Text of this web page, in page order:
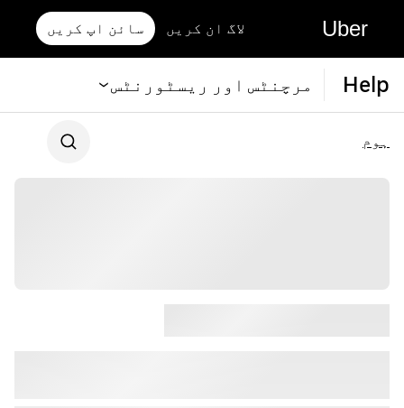
Uber لاگ ان کریں سائن اپ کریں
Help مرچنٹس اور ریسٹورنٹس
ہوم